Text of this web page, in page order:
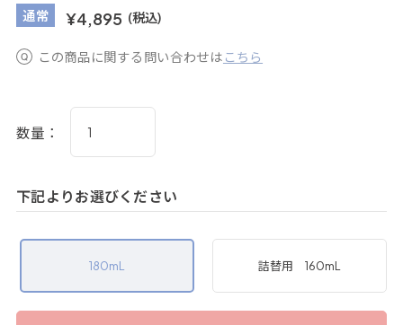
通常 ¥4,895 (税込)
この商品に関する問い合わせは こちら
数量：
下記よりお選びください
180mL 詰替用 160mL